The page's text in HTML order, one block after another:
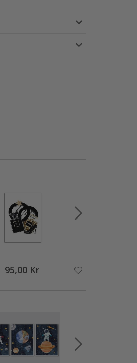
95,00 Kr